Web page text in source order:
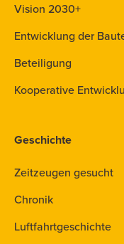
Vision 2030+
Entwicklung der
Beteiligung
Kooperative
Geschichte
Zeitzeugen gesucht
Chronik
Luftfahrtgeschichte